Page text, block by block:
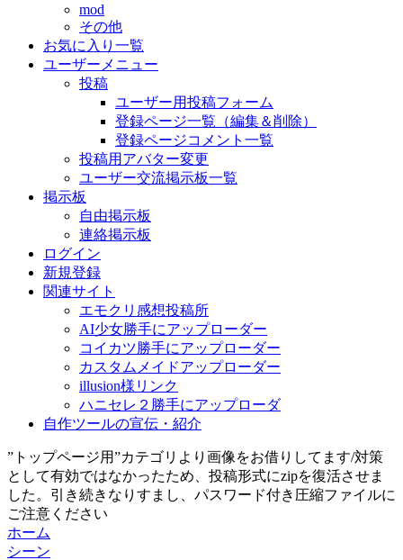
mod
その他
お気に入り一覧
ユーザーメニュー
投稿
ユーザー用投稿フォーム
登録ページ一覧（編集＆削除）
登録ページコメント一覧
投稿用アバター変更
ユーザー交流掲示板一覧
掲示板
自由掲示板
連絡掲示板
ログイン
新規登録
関連サイト
エモクリ感想投稿所
AI少女勝手にアップローダー
コイカツ勝手にアップローダー
カスタムメイドアップローダー
illusion様リンク
ハニセレ２勝手にアップローダ
自作ツールの宣伝・紹介
”トップページ用”カテゴリより画像をお借りしてます/対策
として有効ではなかったため、投稿形式にzipを復活させま
した。引き続きなりすまし、パスワード付き圧縮ファイルに
ご注意ください
ホーム
シーン